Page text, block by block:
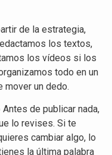
de la estrategia,
los textos,
los vídeos si los
todo en un
mover un dedo.
Antes de publicar nada,
lo revises. Si te
cambiar algo, lo
la última palabra